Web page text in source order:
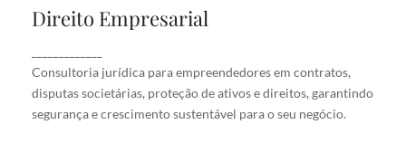
Direito Empresarial
Consultoria jurídica para empreendedores em contratos,
disputas societárias, proteção de ativos e direitos, garantindo
segurança e crescimento sustentável para o seu negócio.
Direito Empresarial
contratos, disputas societárias, proteção de ativos
e direitos, garantindo segurança e crescimento
sustentável para o seu negócio.